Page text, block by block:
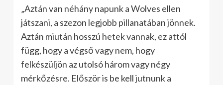
„Aztán van néhány napunk a Wolves ellen
játszani, a szezon legjobb pillanatában jönnek.
Aztán miután hosszú hetek vannak, ez attól
függ, hogy a végső vagy nem, hogy
felkészüljön az utolsó három vagy négy
mérkőzésre. Először is be kell jutnunk a